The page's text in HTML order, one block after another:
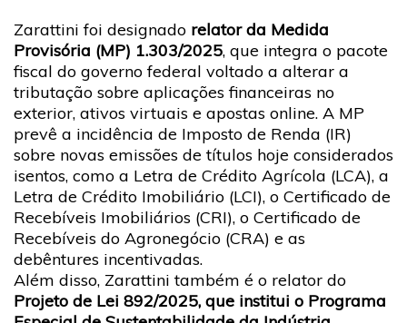
Zarattini foi designado relator da Medida
Provisória (MP) 1.303/2025, que integra o pacote
fiscal do governo federal voltado a alterar a
tributação sobre aplicações financeiras no
exterior, ativos virtuais e apostas online. A MP
prevê a incidência de Imposto de Renda (IR)
sobre novas emissões de títulos hoje considerados
isentos, como a Letra de Crédito Agrícola (LCA), a
Letra de Crédito Imobiliário (LCI), o Certificado de
Recebíveis Imobiliários (CRI), o Certificado de
Recebíveis do Agronegócio (CRA) e as
debêntures incentivadas.
Além disso, Zarattini também é o relator do
Projeto de Lei 892/2025, que institui o Programa